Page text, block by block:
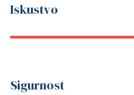
Iskustvo
Sigurnost